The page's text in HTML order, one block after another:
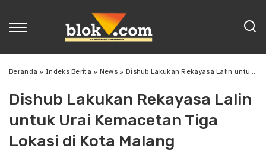
Beranda »Indeks Berita » News » Dishub Lakukan Rekayasa Lalin untuk Urai Kemacetan Tiga Lokasi di Kota Malang
Dishub Lakukan Rekayasa Lalin
untuk Urai Kemacetan Tiga
Lokasi di Kota Malang